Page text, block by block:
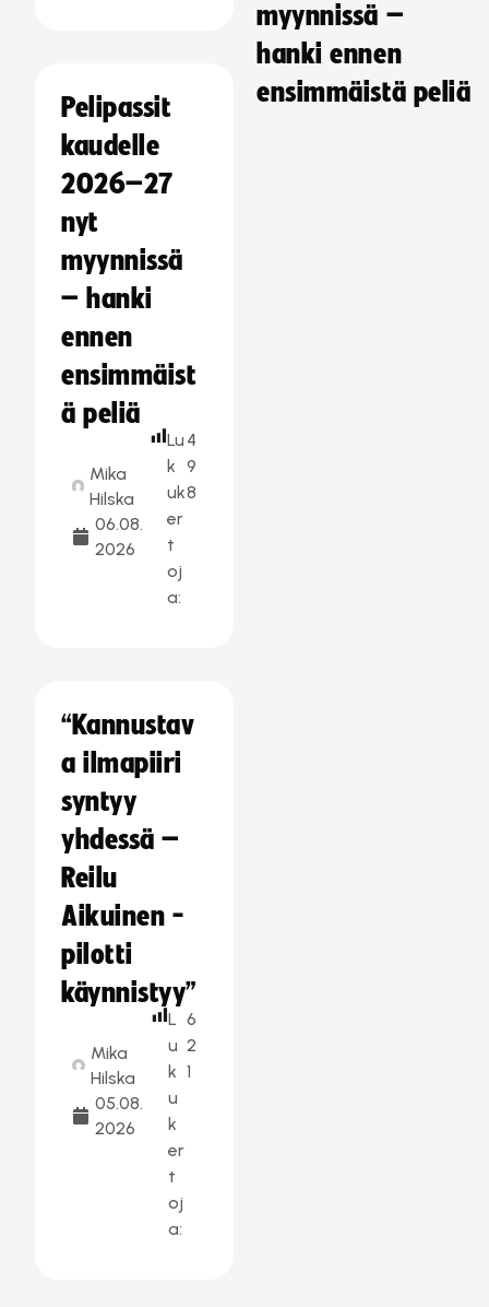
Pelipassit
kaudelle
2026–27
nyt
myynnissä
– hanki
ennen
ensimmäist
ä peliä
Mika
Hilska
06.08.
2026
Lu
k
uk
er
t
oj
a:
4
9
8
“Kannustav
a ilmapiiri
syntyy
yhdessä –
Reilu
Aikuinen -
pilotti
käynnistyy”
Mika
Hilska
05.08.
2026
L
u
k
u
k
er
t
oj
a:
6
2
1
myynnissä –
hanki ennen
ensimmäistä peliä